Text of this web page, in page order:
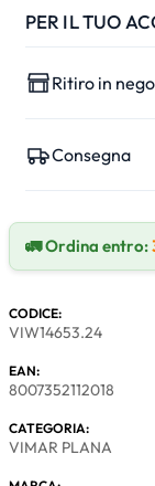
PER IL TUO
Ritiro in
Consegna
🚛 Ordina entro:
CODICE:
VIW14653.24
EAN:
8007352112018
CATEGORIA:
VIMAR PLANA